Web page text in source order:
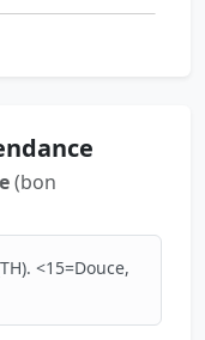
(bon
<15=Douce,